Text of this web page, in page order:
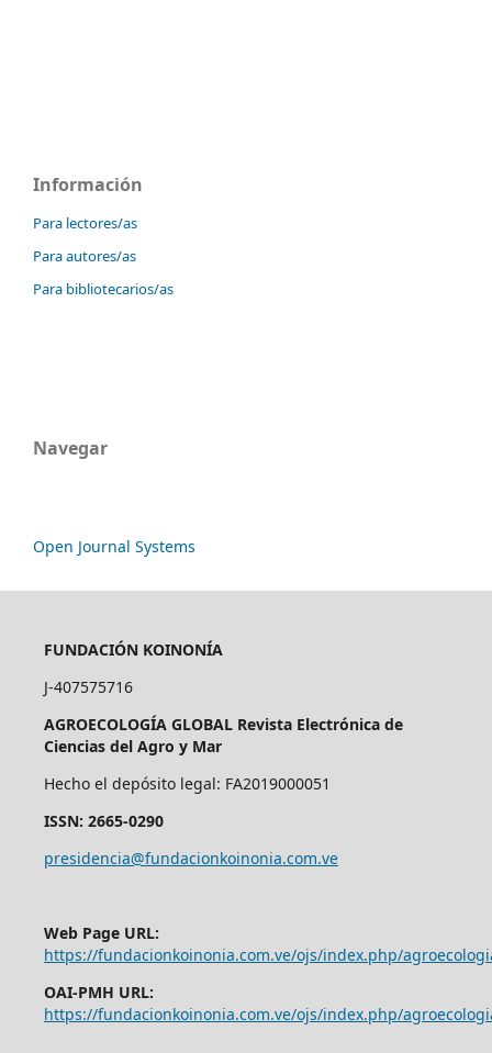
Información
Para lectores/as
Para autores/as
Para bibliotecarios/as
Navegar
Open Journal Systems
FUNDACIÓN KOINONÍA
J-407575716
AGROECOLOGÍA GLOBAL Revista Electrónica de
Ciencias del Agro y Mar
Hecho el depósito legal: FA2019000051
ISSN: 2665-0290
presidencia@fundacionkoinonia.com.ve
Web Page URL:
https://fundacionkoinonia.com.ve/ojs/index.php/
OAI-PMH URL:
https://fundacionkoinonia.com.ve/ojs/index.php/